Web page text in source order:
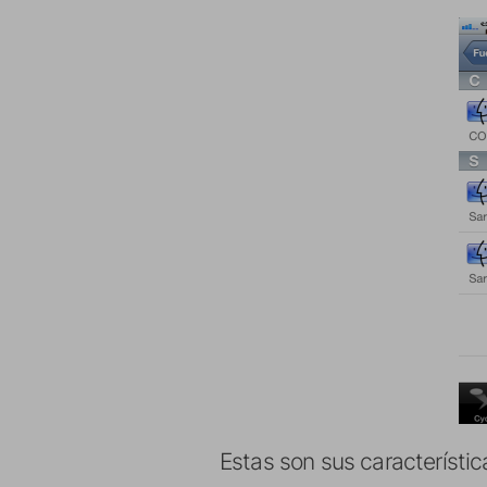
Estas son sus